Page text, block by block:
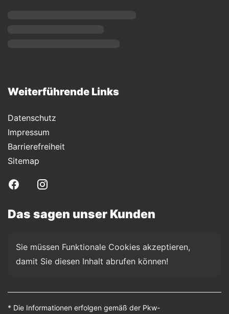
Weiterführende Links
Datenschutz
Impressum
Barrierefreiheit
Sitemap
Das sagen unser Kunden
Sie müssen Funktionale Cookies akzeptieren,
damit Sie diesen Inhalt abrufen können!
* Die Informationen erfolgen gemäß der Pkw-